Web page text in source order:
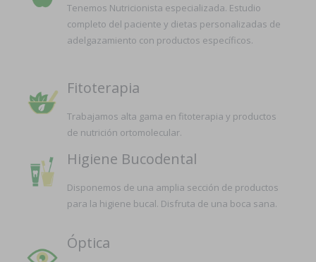
Tenemos Nutricionista especializada. Estudio
completo del paciente y dietas personalizadas de
adelgazamiento con productos específicos.
Fitoterapia
Trabajamos alta gama en fitoterapia y productos
de nutrición ortomolecular.
Higiene Bucodental
Disponemos de una amplia sección de productos
para la higiene bucal. Disfruta de una boca sana.
Óptica